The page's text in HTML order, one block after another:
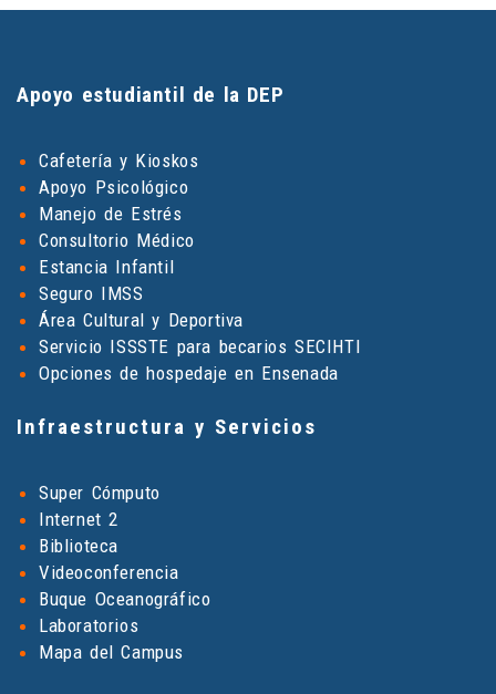
Apoyo estudiantil de la DEP
Cafetería y Kioskos
Apoyo Psicológico
Manejo de Estrés
Consultorio Médico
Estancia Infantil
Seguro IMSS
Área Cultural y Deportiva
Servicio ISSSTE para becarios SECIHTI
Opciones de hospedaje en Ensenada
Infraestructura y Servicios
Super Cómputo
Internet 2
Biblioteca
Videoconferencia
Buque Oceanográfico
Laboratorios
Mapa del Campus